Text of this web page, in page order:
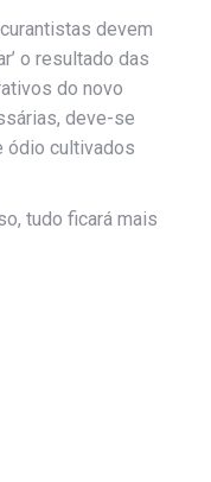
devem
o resultado das
do novo
deve-se
ódio cultivados
tudo ficará mais